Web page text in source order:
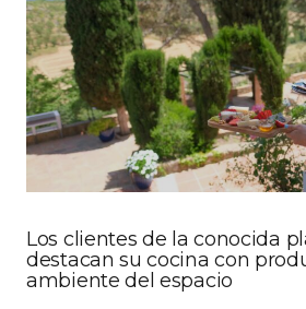
Los clientes de la conocida
destacan su cocina con
ambiente del espacio